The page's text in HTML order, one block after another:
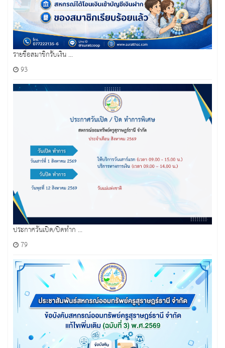
รายชื่อสมาชิกรับเงิน ...
93
ประกาศวันเปิด/ปิดทำก ...
79